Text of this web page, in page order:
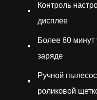
Контроль
дисплее
Более 60 минут
заряде
Ручной
роликовой